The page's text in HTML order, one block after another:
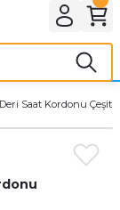
& ELEKTRİK
Saat Kordonu